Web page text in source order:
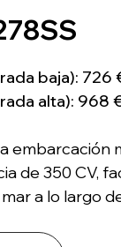
baja): 726
alta): 968
embarcación
de 350 CV,
a lo largo